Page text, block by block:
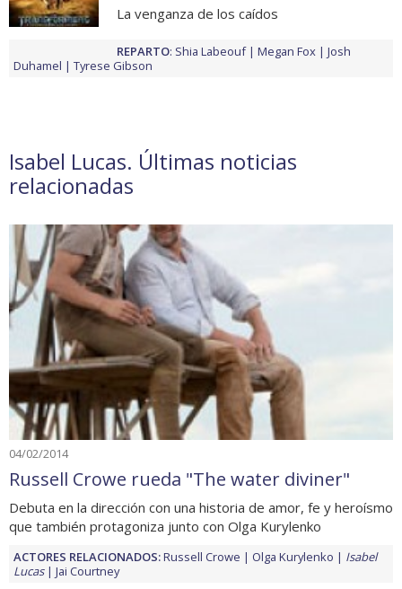
La venganza de los caídos
REPARTO: Shia Labeouf Megan Fox
Josh
Duhamel
Tyrese Gibson
Isabel Lucas. Últimas noticias
relacionadas
04/02/2014
Russell Crowe rueda "The water diviner"
Debuta en la dirección con una historia de amor, fe y heroísmo
que también protagoniza junto con Olga Kurylenko
ACTORES RELACIONADOS:Russell Crowe Olga Kurylenko
Isabel
Lucas
Jai Courtney